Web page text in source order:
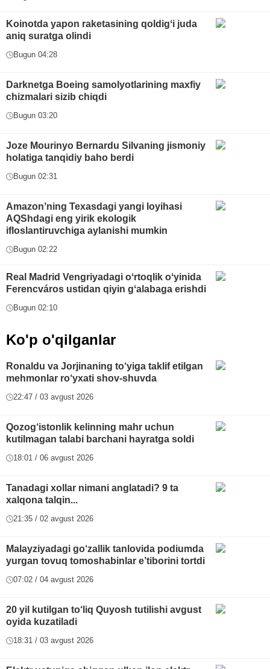
Koinotda yapon raketasining qoldigʻi juda
aniq suratga olindi
Bugun 04:28
Darknetga Boeing samolyotlarining maxfiy
chizmalari sizib chiqdi
Bugun 03:20
Joze Mourinyo Bernardu Silvaning jismoniy
holatiga tanqidiy baho berdi
Bugun 02:31
Amazonʼning Texasdagi yangi loyihasi
AQShdagi eng yirik ekologik
ifloslantiruvchiga aylanishi mumkin
Bugun 02:22
Real Madrid Vengriyadagi oʻrtoqlik oʻyinida
Ferencváros ustidan qiyin gʻalabaga erishdi
Bugun 02:10
Ko'p o'qilganlar
Ronaldu va Jorjinaning to‘yiga taklif etilgan
mehmonlar ro‘yxati shov-shuvda
22:47 / 03 avgust 2026
Qozog‘istonlik kelinning mahr uchun
kutilmagan talabi barchani hayratga soldi
18:01 / 06 avgust 2026
Tanadagi xollar nimani anglatadi? 9 ta
xalqona talqin...
21:35 / 02 avgust 2026
Malayziyadagi go‘zallik tanlovida podiumda
yurgan tovuq tomoshabinlar e’tiborini tortdi
07:02 / 04 avgust 2026
20 yil kutilgan to‘liq Quyosh tutilishi avgust
oyida kuzatiladi
18:31 / 03 avgust 2026